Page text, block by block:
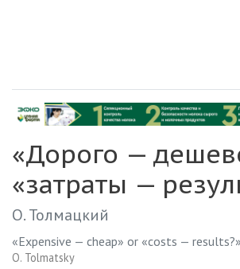
«Дорого —
«затраты —
О. Толмацкий
«Expensive — cheap» or «costs — results?»
O. Tolmatsky